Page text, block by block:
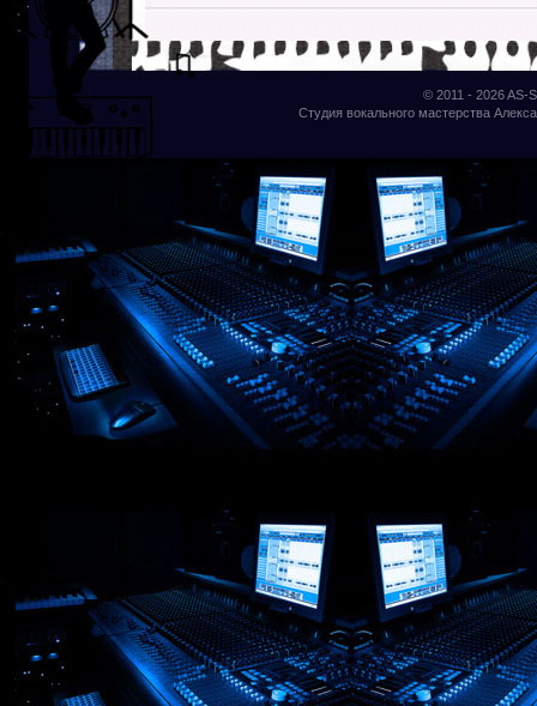
© 2011 - 2026AS-
Студия вокального мастерства